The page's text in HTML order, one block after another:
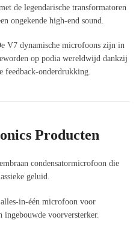
de legendarische transformatoren
ongekende high-end sound.
V7 dynamische microfoons zijn in
op podia wereldwijd dankzij
feedback-onderdrukking.
Producten
condensatormicrofoon die
geluid.
in-één microfoon voor
ingebouwde voorversterker.